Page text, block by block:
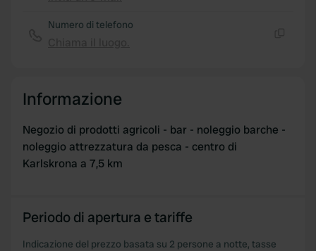
Numero di telefono
Informazione
Negozio di prodotti agricoli - bar - noleggio barche -
noleggio attrezzatura da pesca - centro di
Karlskrona a 7,5 km
Periodo di apertura e tariffe
Indicazione del prezzo basata su 2 persone a notte, tasse